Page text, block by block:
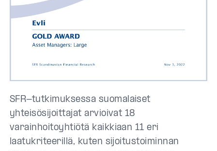
SFR-tutkimuksessa suomalaiset
yhteisösijoittajat arvioivat 18
varainhoitoyhtiötä kaikkiaan 11 eri
laatukriteerillä, kuten sijoitustoiminnan